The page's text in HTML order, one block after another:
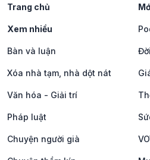
Trang chủ
Xem nhiều
Bàn và luận
Xóa nhà tạm, nhà dột nát
Văn hóa - Giải trí
Pháp luật
Chuyện người già